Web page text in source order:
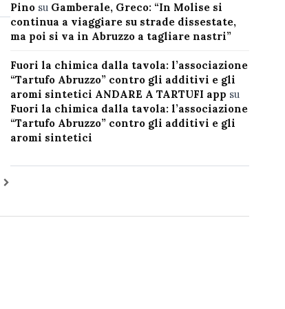
Pinosu Gamberale, Greco: “In Molise si
continua a viaggiare su strade dissestate,
ma poi si va in Abruzzo a tagliare nastri”
Fuori la chimica dalla tavola: l’associazione
“Tartufo Abruzzo” contro gli additivi e gli
aromi sintetici ANDARE A TARTUFI app su
Fuori la chimica dalla tavola: l’associazione
“Tartufo Abruzzo” contro gli additivi e gli
aromi sintetici